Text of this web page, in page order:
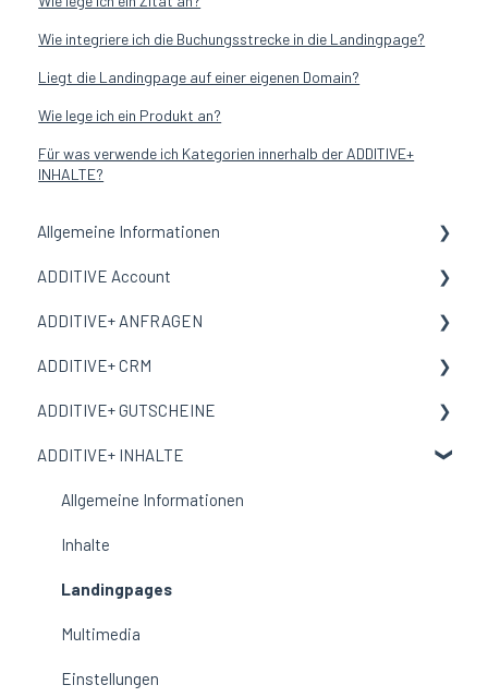
Wie integriere ich die Buchungsstrecke in die Landingpage?
Liegt die Landingpage auf einer eigenen Domain?
Wie lege ich ein Produkt an?
Für was verwende ich Kategorien innerhalb der ADDITIVE+
INHALTE?
Allgemeine Informationen
Allgemeine Informationen
Begriffe und Bedeutungen
ADDITIVE Account
Allgemeine Informationen
Meine Organisation
Benutzer
E-Mail-Vorlage
Corporate Design
ADDITIVE+ ANFRAGEN
Allgemeine Informationen
Kanäle
Auswertungen
ADDITIVE+ CRM
Allgemeine Informationen
Personen
Reservierungen
Auswertungen
Ausschlussliste
Einstellungen
ADDITIVE+ GUTSCHEINE
Allgemeine Informationen
Übersicht
Gutscheine
Incentive Gutscheine
Bestellungen
Auswertungen
ADDITIVE+ INHALTE
Allgemeine Informationen
Inhalte
Landingpages
Multimedia
Einstellungen